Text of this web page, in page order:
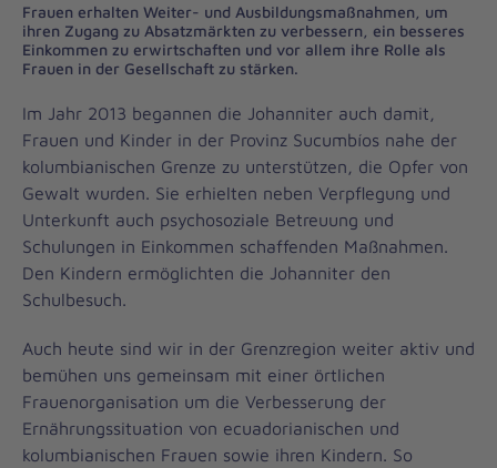
Frauen erhalten Weiter- und Ausbildungsmaßnahmen, um
ihren Zugang zu Absatzmärkten zu verbessern, ein besseres
Einkommen zu erwirtschaften und vor allem ihre Rolle als
Frauen in der Gesellschaft zu stärken.
Im Jahr 2013 begannen die Johanniter auch damit,
Frauen und Kinder in der Provinz Sucumbíos nahe der
kolumbianischen Grenze zu unterstützen, die Opfer von
Gewalt wurden. Sie erhielten neben Verpflegung und
Unterkunft auch psychosoziale Betreuung und
Schulungen in Einkommen schaffenden Maßnahmen.
Den Kindern ermöglichten die Johanniter den
Schulbesuch.
Auch heute sind wir in der Grenzregion weiter aktiv und
bemühen uns gemeinsam mit einer örtlichen
Frauenorganisation um die Verbesserung der
Ernährungssituation von ecuadorianischen und
kolumbianischen Frauen sowie ihren Kindern. So